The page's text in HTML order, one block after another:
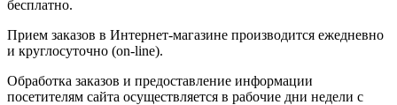
бесплатно.
Прием заказов в Интернет-магазине производится ежедневно
и круглосуточно (on-line).
Обработка заказов и предоставление информации
посетителям сайта осуществляется в рабочие дни недели с